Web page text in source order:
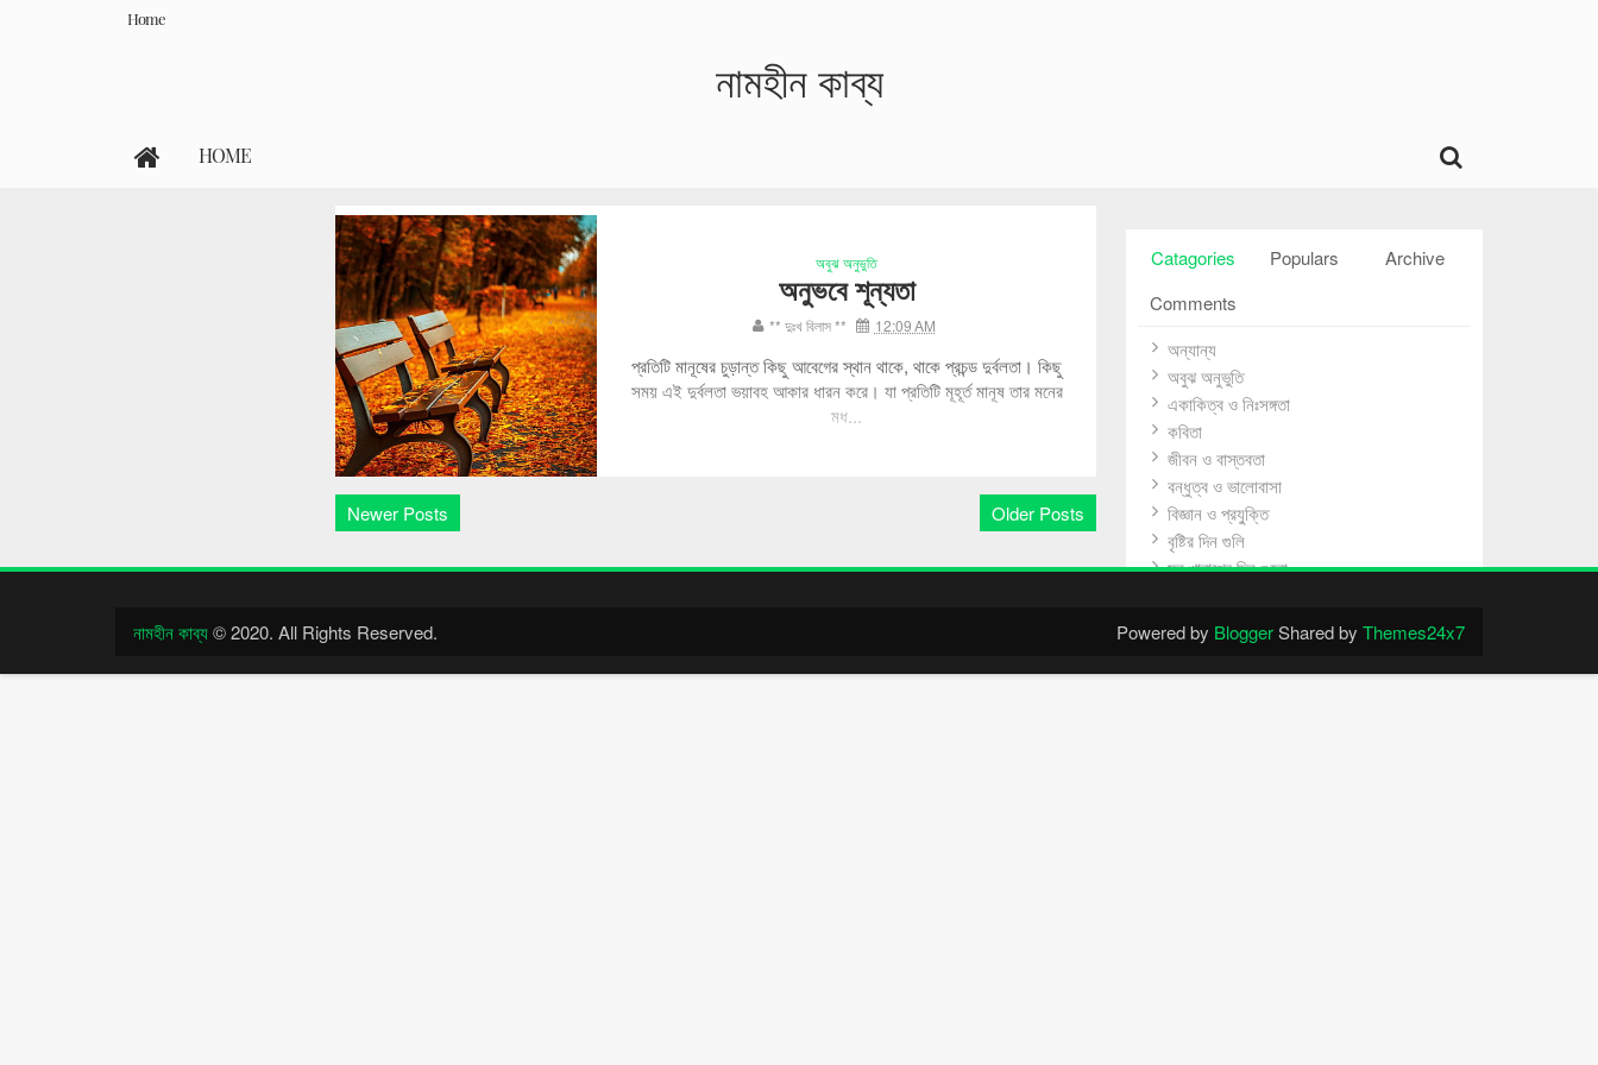
Home
নামহীন কাব্য
HOME
অবুঝ অনুভুতি
অনুভবে শূন্যতা
** দুঃখ বিলাস ** 12:09 AM
প্রতিটি মানূষের চুড়ান্ত কিছু আবেগের স্থান থাকে, থাকে প্রচন্ড দুর্বলতা। কিছু
সময় এই দুর্বলতা ভয়াবহ আকার ধারন করে। যা প্রতিটি মূহূর্ত মানূষ তার মনের
মধ...
Newer Posts Older Posts
Catagories Populars
Archive
Comments
অন্যান্য
অবুঝ অনুভুতি
একাকিত্ব ও নিঃসঙ্গতা
কবিতা
জীবন ও বাস্তবতা
বন্ধুত্ব ও ভালোবাসা
বিজ্ঞান ও প্রযু্ক্তি
বৃষ্টির দিন গুলি
মন খারাপের দিন গুলো
স্বপ্ন ও শূণ্যতা
নামহীন কাব্য© 2020. All Rights Reserved. Powered by BloggerShared by Themes24x7